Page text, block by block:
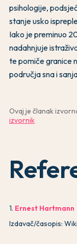
psihologije,
stanje usko
Iako je preminuo
nadahnjuje
te pomiče granice
područja sna i
Ovaj je članak
izvornik
1. Ernest Hartmann
Izdavač/časopis: